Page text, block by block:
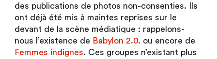
des publications de photos non-consenties. Ils
ont déjà été mis à maintes reprises sur le
devant de la scène médiatique : rappelons-
nous l’existence de Babylon 2.0. ou encore de
Femmes indignes. Ces groupes n’existant plus